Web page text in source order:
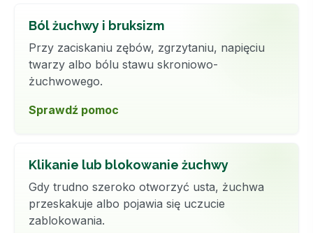
Ból żuchwy i bruksizm
Przy zaciskaniu zębów, zgrzytaniu, napięciu
twarzy albo bólu stawu skroniowo-
żuchwowego.
Sprawdź pomoc
Klikanie lub blokowanie żuchwy
Gdy trudno szeroko otworzyć usta, żuchwa
przeskakuje albo pojawia się uczucie
zablokowania.